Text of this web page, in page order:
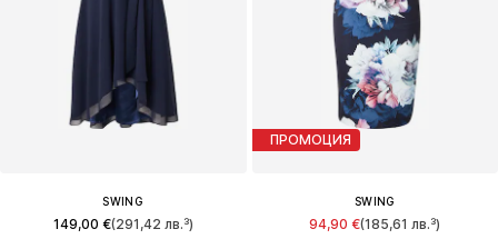
SWING
149,00 €(291,42 лв.³)
ПРОМОЦИЯ
SWING
94,90 €(185,61 лв.³)